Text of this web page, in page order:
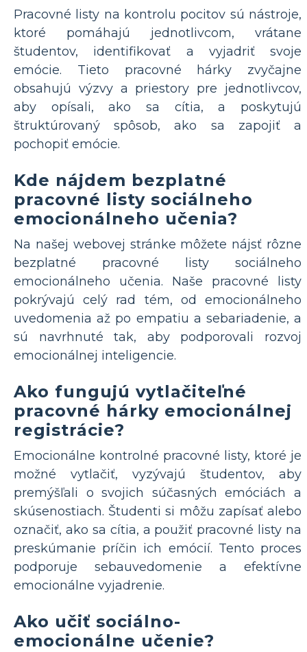
Pracovné listy na kontrolu pocitov sú nástroje,
ktoré pomáhajú jednotlivcom, vrátane
študentov, identifikovať a vyjadriť svoje
emócie. Tieto pracovné hárky zvyčajne
obsahujú výzvy a priestory pre jednotlivcov,
aby opísali, ako sa cítia, a poskytujú
štruktúrovaný spôsob, ako sa zapojiť a
pochopiť emócie.
Kde nájdem bezplatné
pracovné listy sociálneho
emocionálneho učenia?
Na našej webovej stránke môžete nájsť rôzne
bezplatné pracovné listy sociálneho
emocionálneho učenia. Naše pracovné listy
pokrývajú celý rad tém, od emocionálneho
uvedomenia až po empatiu a sebariadenie, a
sú navrhnuté tak, aby podporovali rozvoj
emocionálnej inteligencie.
Ako fungujú vytlačiteľné
pracovné hárky emocionálnej
registrácie?
Emocionálne kontrolné pracovné listy, ktoré je
možné vytlačiť, vyzývajú študentov, aby
premýšľali o svojich súčasných emóciách a
skúsenostiach. Študenti si môžu zapísať alebo
označiť, ako sa cítia, a použiť pracovné listy na
preskúmanie príčin ich emócií. Tento proces
podporuje sebauvedomenie a efektívne
emocionálne vyjadrenie.
Ako učiť sociálno-
emocionálne učenie?